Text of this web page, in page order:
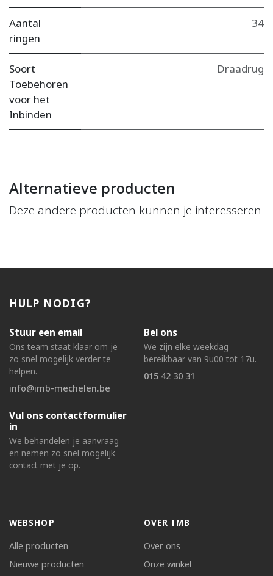
Aantal
ringen
34
Soort
Toebehoren
voor het
Inbinden
Draadrug
Alternatieve producten
Deze andere producten kunnen je interesseren
HULP NODIG?
Stuur een email
Ons team staat klaar om je
zo snel mogelijk verder te
helpen.
info@imb-mechelen.be
Bel ons
We zijn elke weekdag
bereikbaar van 9u00 tot 17u.
015 42 30 31
Vul ons contactformulier
in
We behandelen je aanvraag
en nemen zo snel mogelijk
contact met je op.
WEBSHOP
Alle producten
Nieuwe producten
OVER IMB
Over ons
Onze winkel